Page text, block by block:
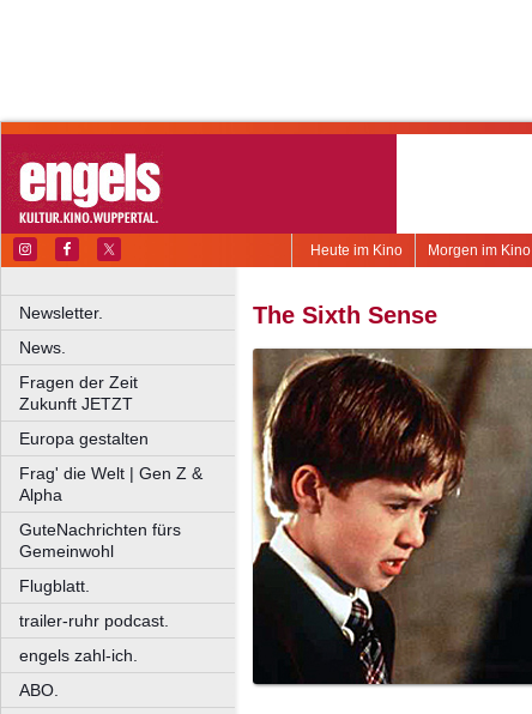
Morgen im Kino
Heute im Kino
Newsletter.
News.
Fragen der Zeit
Zukunft JETZT
Europa gestalten
Frag' die Welt | Gen Z &
Alpha
GuteNachrichten fürs
Gemeinwohl
Flugblatt.
trailer-ruhr podcast.
engels zahl-ich.
ABO.
The Sixth Sense